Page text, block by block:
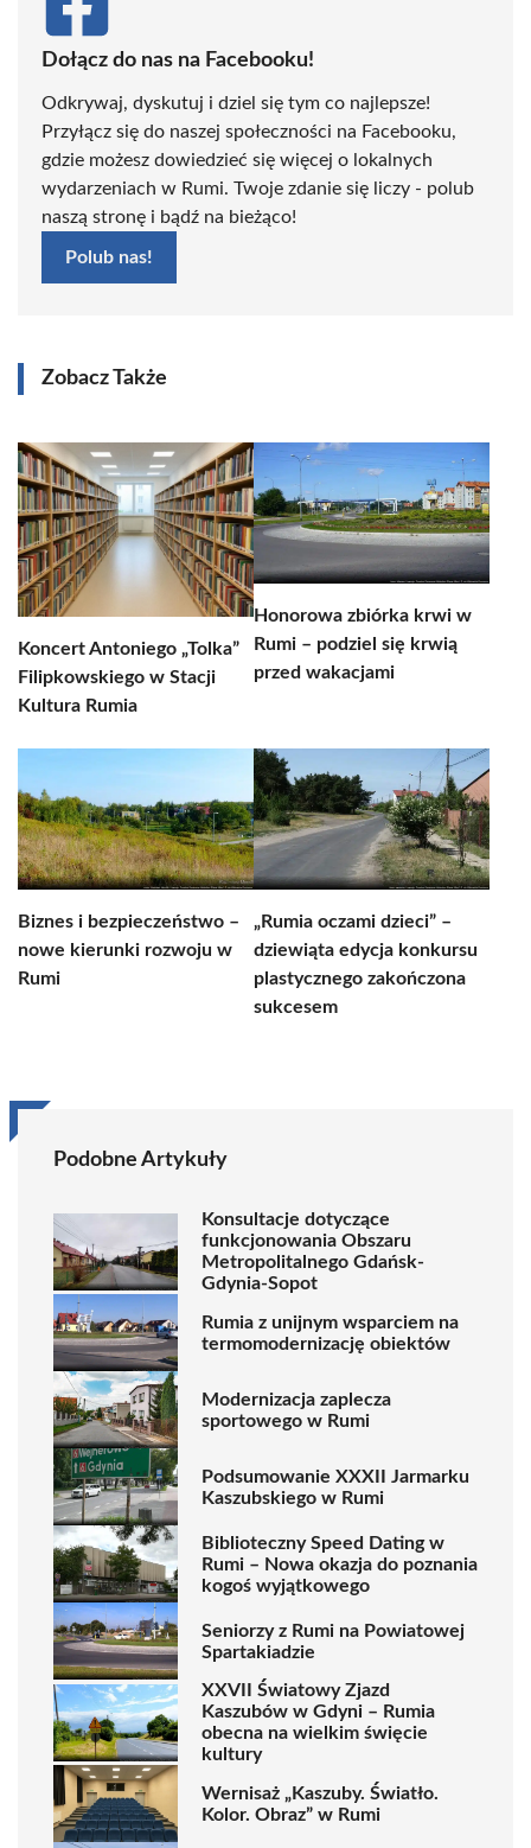
Dołącz do nas na Facebooku!
Odkrywaj, dyskutuj i dziel się tym co najlepsze!
Przyłącz się do naszej społeczności na Facebooku,
gdzie możesz dowiedzieć się więcej o lokalnych
wydarzeniach w Rumi. Twoje zdanie się liczy - polub
naszą stronę i bądź na bieżąco!
Polub nas!
Zobacz Także
Koncert Antoniego „Tolka”
Filipkowskiego w Stacji
Kultura Rumia
Honorowa zbiórka krwi w
Rumi – podziel się krwią
przed wakacjami
Biznes i bezpieczeństwo –
nowe kierunki rozwoju w
Rumi
„Rumia oczami dzieci” –
dziewiąta edycja konkursu
plastycznego zakończona
sukcesem
Podobne Artykuły
Konsultacje dotyczące
funkcjonowania Obszaru
Metropolitalnego Gdańsk-
Gdynia-Sopot
Rumia z unijnym wsparciem na
termomodernizację obiektów
Modernizacja zaplecza
sportowego w Rumi
Podsumowanie XXXII Jarmarku
Kaszubskiego w Rumi
Biblioteczny Speed Dating w
Rumi – Nowa okazja do poznania
kogoś wyjątkowego
Seniorzy z Rumi na Powiatowej
Spartakiadzie
XXVII Światowy Zjazd
Kaszubów w Gdyni – Rumia
obecna na wielkim święcie
kultury
Wernisaż „Kaszuby. Światło.
Kolor. Obraz” w Rumi